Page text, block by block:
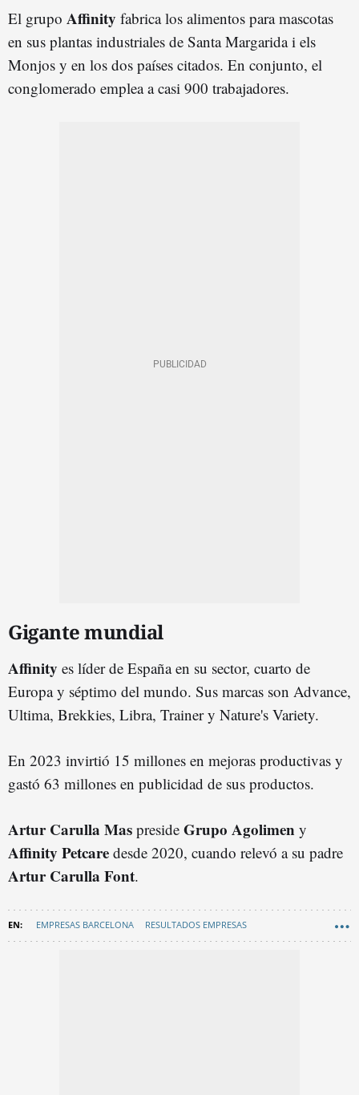
El grupo Affinity fabrica los alimentos para mascotas
en sus plantas industriales de Santa Margarida i els
Monjos y en los dos países citados. En conjunto, el
conglomerado emplea a casi 900 trabajadores.
Gigante mundial
Affinity es líder de España en su sector, cuarto de
Europa y séptimo del mundo. Sus marcas son Advance,
Ultima, Brekkies, Libra, Trainer y Nature's Variety.
En 2023 invirtió 15 millones en mejoras productivas y
gastó 63 millones en publicidad de sus productos.
Artur Carulla Mas preside Grupo Agolimen y
Affinity Petcare desde 2020, cuando relevó a su padre
Artur Carulla Font.
EMPRESAS BARCELONA RESULTADOS EMPRESAS